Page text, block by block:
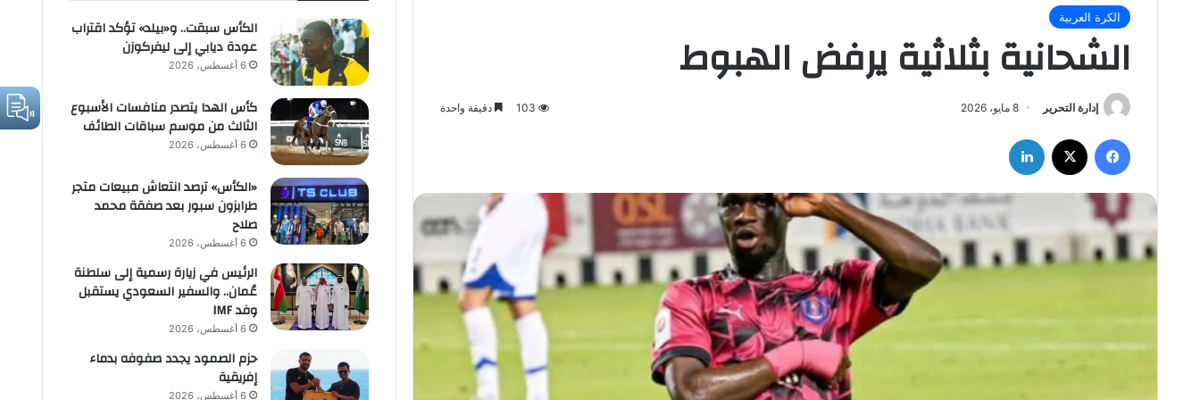
الكرة العربية
الشحانية بثلاثية يرفض الهبوط
إدارة التحرير 8 مايو، 2026 103 دقيقة واحدة
الكأس سبقت.. و«بيلد» تؤكد اقتراب
عودة ديابي إلى ليفركوزن
6 أغسطس، 2026
كأس الهدا يتصدر منافسات الأسبوع
الثالث من موسم سباقات الطائف
6 أغسطس، 2026
«الكأس» ترصد انتعاش مبيعات متجر
طرابزون سبور بعد صفقة محمد
صلاح
6 أغسطس، 2026
الرئيس في زيارة رسمية إلى سلطنة
عُمان.. والسفير السعودي يستقبل
وفد IMF
6 أغسطس، 2026
حزم الصمود يجدد صفوفه بدماء
إفريقية
6 أغسطس، 2026